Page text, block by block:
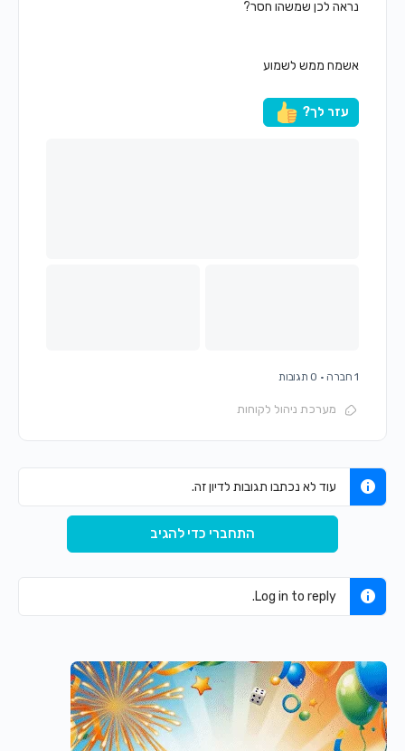
נראה לכן שמשהו חסר?
אשמח ממש לשמוע
עזר לך?
1 חברה · 0 תגובות
מערכת ניהול לקוחות
עוד לא נכתבו תגובות לדיון זה.
התחברי כדי להגיב
Log in to reply.